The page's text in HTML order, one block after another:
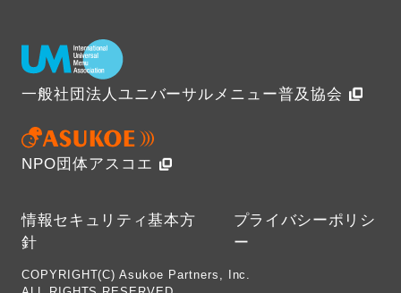
一般社団法人ユニバーサルメニュー普及協会
NPO団体アスコエ
COPYRIGHT(C) Asukoe Partners, Inc.
情報セキュリティ基本方
針
プライバシーポリシ
ー